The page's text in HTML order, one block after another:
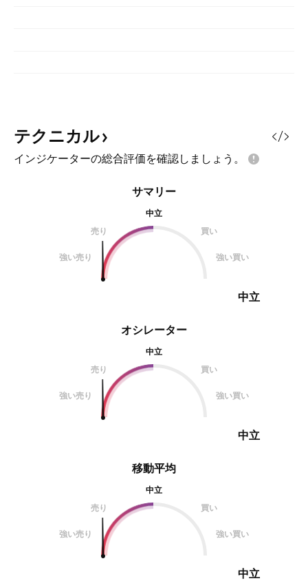
テクニカル
インジケーターの総合評価を確認しましょう。
オシレーター
中立
売り
買い
強い売り 強い買い
中立
サマリー
中立
売り
買い
強い売り 強い買い
中立
移動平均
中立
売り
買い
強い売り 強い買い
中立